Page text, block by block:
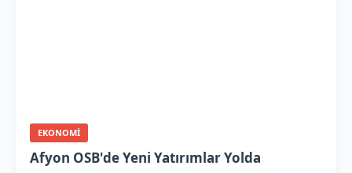
EKONOMI
Afyon OSB'de Yeni Yatırımlar Yolda